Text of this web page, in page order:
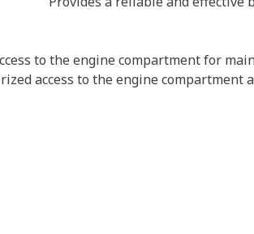
to the engine compartment for
access to the engine compartment